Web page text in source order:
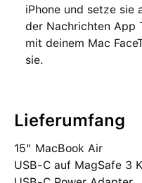
iPhone und setze sie
der Nachrichten App
mit deinem Mac
sie.
Lieferumfang
15" MacBook Air
USB‑C auf MagSafe 3